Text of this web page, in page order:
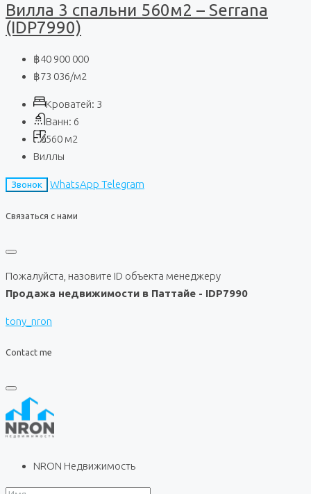
Вилла 3 спальни 560м2 – Serrana
(IDP7990)
฿40 900 000
฿73 036/м2
Кроватей: 3
Ванн: 6
560 м2
Виллы
Звонок WhatsApp Telegram
Связаться с нами
Пожалуйста, назовите ID объекта менеджеру
Продажа недвижимости в Паттайе - IDP7990
tony_nron
Contact me
NRON Недвижимость